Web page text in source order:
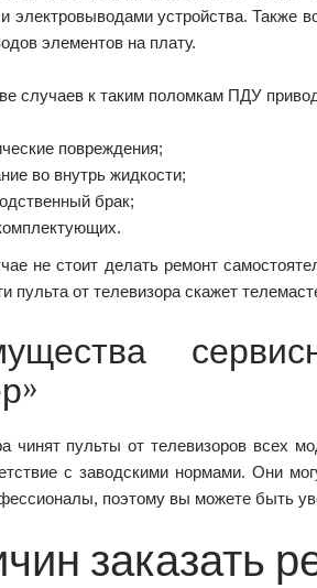
электровыводами устройства. Также
элементов на плату.
случаев к таким поломкам ПДУ
повреждения;
во внутрь жидкости;
брак;
не стоит делать ремонт
пульта от телевизора скажет
чинят пульты от телевизоров всех
с заводскими нормами. Они
поэтому вы можете быть
заказать